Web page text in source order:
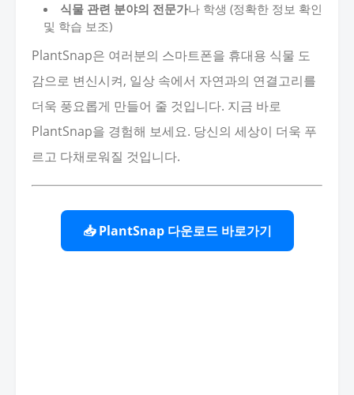
식물 관련 분야의 전문가나 학생 (정확한 정보 확인
및 학습 보조)
PlantSnap은 여러분의 스마트폰을 휴대용 식물 도
감으로 변신시켜, 일상 속에서 자연과의 연결고리를
더욱 풍요롭게 만들어 줄 것입니다. 지금 바로
PlantSnap을 경험해 보세요. 당신의 세상이 더욱 푸
르고 다채로워질 것입니다.
📥 PlantSnap 다운로드 바로가기